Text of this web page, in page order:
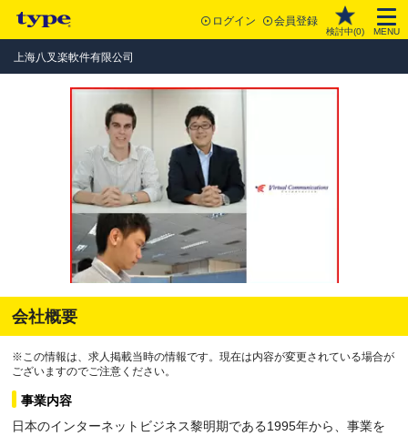
ログイン 会員登録
検討中(0) MENU
上海八叉楽軟件有限公司
会社概要
※この情報は、求人掲載当時の情報です。現在は内容が変更されている場合が
ございますのでご注意ください。
事業内容
日本のインターネットビジネス黎明期である1995年から、事業を